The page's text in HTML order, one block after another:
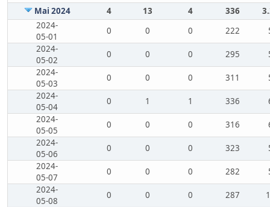
Mai 2024
4 13 4 336
2024-
05-01
0 0 0 222
2024-
05-02
0 0 0 295
2024-
05-03
0 0 0 311
2024-
05-04
0 1 1 336
2024-
05-05
0 0 0 316
2024-
05-06
0 0 0 323
2024-
05-07
0 0 0 282
2024-
05-08
0 0 0 287